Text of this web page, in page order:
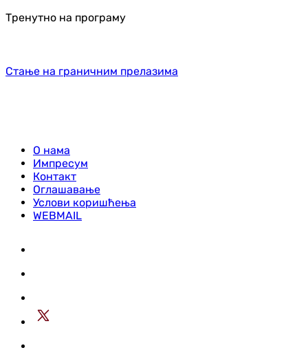
Тренутно на програму
Стање на граничним прелазима
О нама
Импресум
Контакт
Оглашавање
Услови коришћења
WEBMAIL